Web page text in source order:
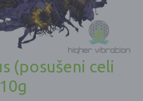
(posušeni celi